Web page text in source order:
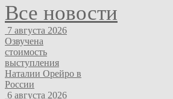
Все новости
7 августа 2026
Озвучена
стоимость
выступления
Наталии Орейро в
России
6 августа 2026